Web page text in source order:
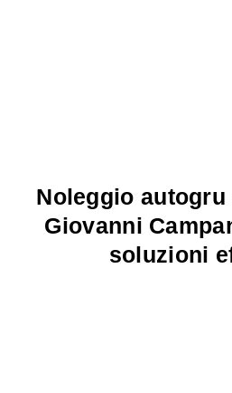
Noleggio autogru
Giovanni
soluzioni